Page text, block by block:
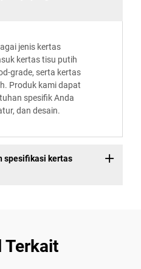
jenis kertas
kertas tisu putih
grade, serta kertas
Produk kami dapat
spesifik Anda
dan desain.
spesifikasi kertas
Terkait